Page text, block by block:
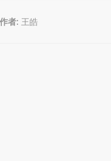
作者: 王皓